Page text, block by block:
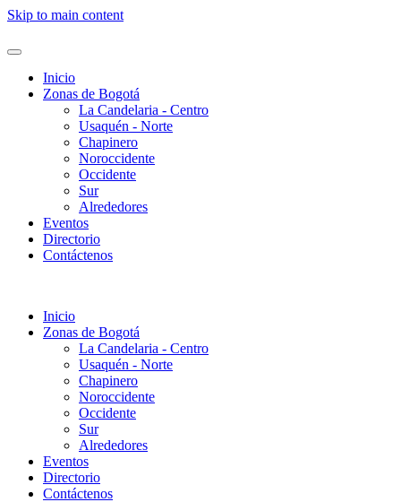
Skip to main content
Inicio
Zonas de Bogotá
La Candelaria - Centro
Usaquén - Norte
Chapinero
Noroccidente
Occidente
Sur
Alrededores
Eventos
Directorio
Contáctenos
Inicio
Zonas de Bogotá
La Candelaria - Centro
Usaquén - Norte
Chapinero
Noroccidente
Occidente
Sur
Alrededores
Eventos
Directorio
Contáctenos